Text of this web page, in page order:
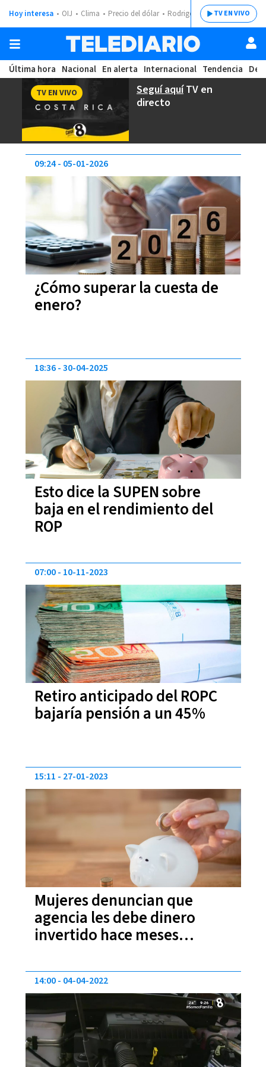
Hoy interesa OIJ Clima Precio del dólar Rodrigo ChavesTV EN VIVO
Última hora Nacional En alerta Internacional Tendencia
Seguí aquíTV en
directo
TV EN VIVO
¿Cómo superar la cuesta de
enero?
09:24 05-01-2026
Esto dice la SUPEN sobre
baja en el rendimiento del
ROP
18:36 30-04-2025
Retiro anticipado del ROPC
bajaría pensión a un 45%
07:00 10-11-2023
Mujeres denuncian que
agencia les debe dinero
invertido hace meses
15:11 27-01-2023
14:00 04-04-2022